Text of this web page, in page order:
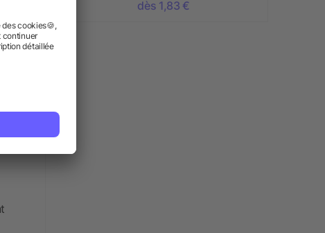
dès 1,83 €